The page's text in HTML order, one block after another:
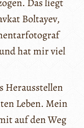
Das liegt
Boltayev,
hat mir viel
Herausstellen
Leben. Mein
auf den Weg